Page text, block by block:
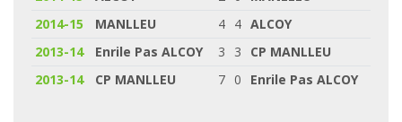
2014-15
MANLLEU 4 4 ALCOY
2013-14
Enrile Pas ALCOY 3 3
CP MANLLEU
2013-14
CP MANLLEU 7 0 Enrile Pas ALCOY